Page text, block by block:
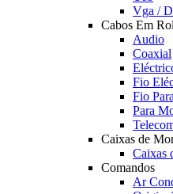
Vga /
Cabos Em
Audio
Coaxial
Fio
Fio
Para
Caixas de
Caixas
Comandos
Ar